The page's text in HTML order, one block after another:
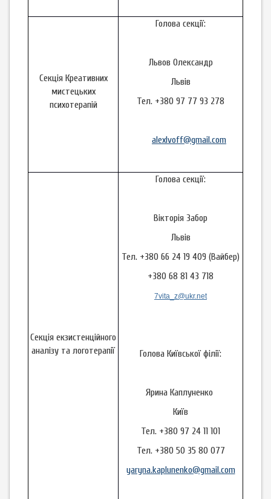
Секція Креативних
мистецьких
психотерапій
Голова секції:
Львов Олександр
Львів
Тел. +380 97 77 93 278
alexlvoff@gmail.com
Секція екзистенційного
аналізу та логотерапії
Голова секції:
Вікторія Забор
Львів
Тел. +380 66 24 19 409 (Вайбер)
+380 68 81 43 718
7vita_z@ukr.net
Голова Київської філії:
Ярина Каплуненко
Київ
Тел. +380 97 24 11 101
Тел. +380 50 35 80 077
yaryna.kaplunenko@gmail.com